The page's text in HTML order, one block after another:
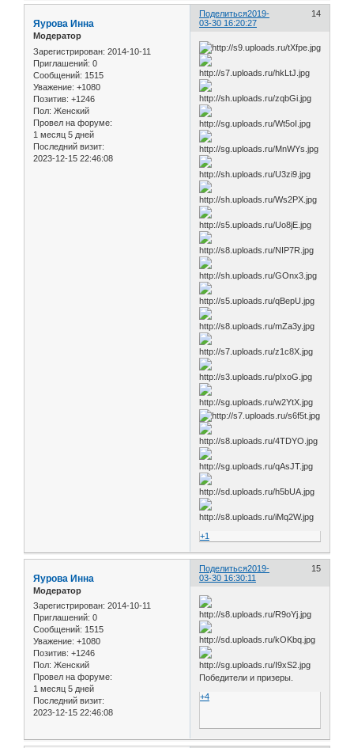
Поделиться 14
2019-
03-30 16:20:27
Яурова Инна
Модератор
Зарегистрирован: 2014-10-11
Приглашений: 0
Сообщений: 1515
Уважение: +1080
Позитив: +1246
Пол: Женский
Провел на форуме:
1 месяц 5 дней
Последний визит:
2023-12-15 22:46:08
+1
Поделиться 15
2019-
03-30 16:30:11
Яурова Инна
Модератор
Зарегистрирован: 2014-10-11
Приглашений: 0
Сообщений: 1515
Уважение: +1080
Позитив: +1246
Пол: Женский
Провел на форуме:
1 месяц 5 дней
Последний визит:
2023-12-15 22:46:08
Победители и призеры.
+4